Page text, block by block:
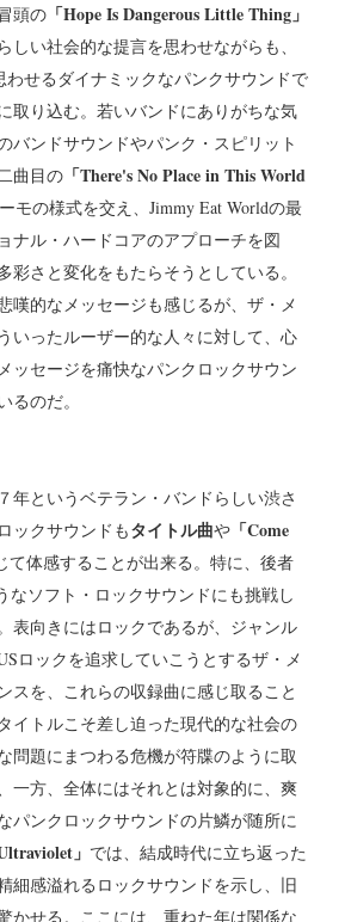
頭の 「Hope Is Dangerous Little Thing」
しい社会的な提言を思わせながらも、
わせるダイナミックなパンクサウンドで
取り込む。若いバンドにありがちな気
バンドサウンドやパンク・スピリット
曲目の 「There's No Place in This World
モの様式を交え、Jimmy Eat Worldの最
ナル・ハードコアのアプローチを図
彩さと変化をもたらそうとしている。
嘆的なメッセージも感じるが、ザ・メ
いったルーザー的な人々に対して、心
ッセージを痛快なパンクロックサウン
るのだ。
年というベテラン・バンドらしい渋さ
ックサウンドもタイトル曲や 「Come
て体感することが出来る。特に、後者
なソフト・ロックサウンドにも挑戦し
表向きにはロックであるが、ジャンル
ロックを追求していこうとするザ・メ
スを、これらの収録曲に感じ取ること
イトルこそ差し迫った現代的な社会の
問題にまつわる危機が符牒のように取
一方、全体にはそれとは対象的に、爽
パンクロックサウンドの片鱗が随所に
」 では、結成時代に立ち返った
細感溢れるロックサウンドを示し、旧
かせる。ここには、重ねた年は関係な